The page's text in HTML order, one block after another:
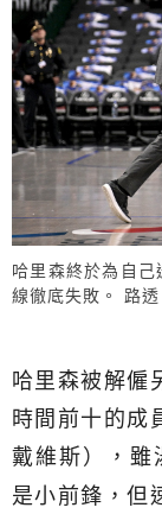
哈里森終於為自
線徹底失敗。 路透
哈里森被解僱
時間前十的成
戴維斯），雖
是小前鋒，但